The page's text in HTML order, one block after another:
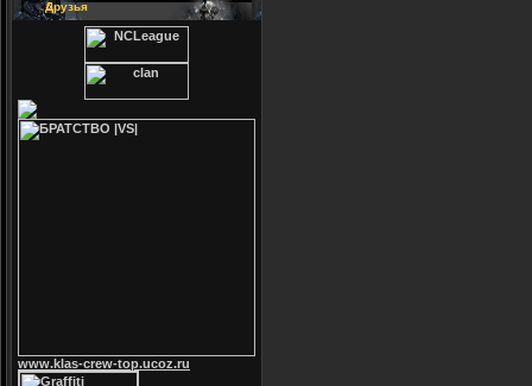
Друзья
www.klas-crew-top.ucoz.ru